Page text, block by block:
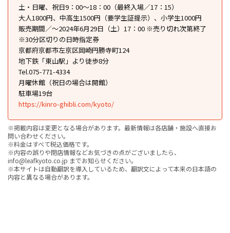
土・日曜、祝日9：00〜18：00（最終入場／17：15）
大人1800円、中高生1500円（要学生証提示）、小学生1000円
販売期間／〜2024年6月29日（土）17：00 ※売り切れ次第終了
※30分区切りの日時指定券
京都府京都市左京区岡崎円勝寺町124
地下鉄「東山駅」より徒歩8分
Tel.075-771-4334
月曜休館（祝日の場合は開館）
駐車場19台
https://kinro-ghibli.com/kyoto/
※掲載内容は変更となる場合があります。最新情報は各店舗・施設へ直接お
問い合わせください。
※料金はすべて税込価格です。
※内容の誤りや閉店情報などお気づきの点がございましたら、
info@leafkyoto.co.jp までお知らせください。
※本サイトは自動翻訳を導入しているため、翻訳文によって本来の日本語の
内容と異なる場合があります。